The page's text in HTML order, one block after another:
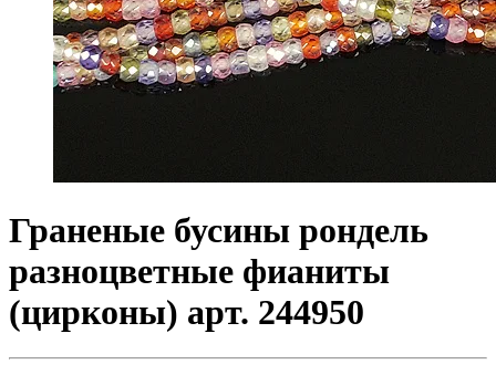
Граненые бусины рондель
разноцветные фианиты
(цирконы) арт. 244950